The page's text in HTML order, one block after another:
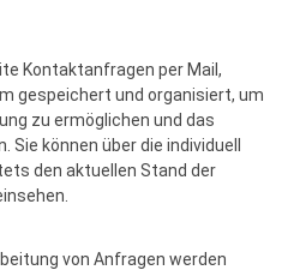
Kontaktanfragen per Mail,
gespeichert und organisiert, um
zu ermöglichen und das
können über die individuell
den aktuellen Stand der
von Anfragen werden